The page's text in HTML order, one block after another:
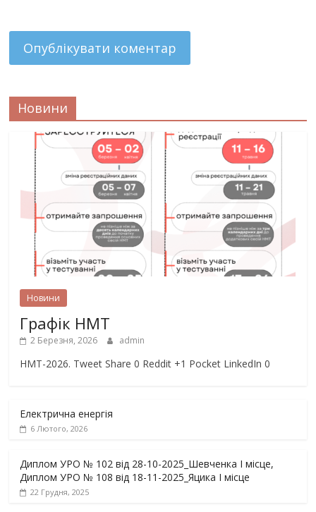
Новини
Новини
Графік НМТ
2 Березня, 2026 admin
НМТ-2026. Tweet Share 0 Reddit +1 Pocket LinkedIn 0
Електрична енергія
6 Лютого, 2026
Диплом УРО № 102 від 28-10-2025_Шевченка І місце,
Диплом УРО № 108 від 18-11-2025_Яцика І місце
22 Грудня, 2025